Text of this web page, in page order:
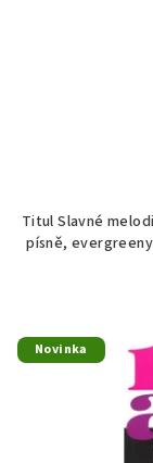
Titul Slavné
písně,
Novinka